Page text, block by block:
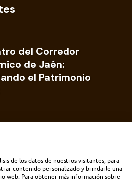
del Corredor
de Jaén:
el Patrimonio
de Jaén
de los datos de nuestros visitantes, para
contenido personalizado y brindarle una
web. Para obtener más información sobre